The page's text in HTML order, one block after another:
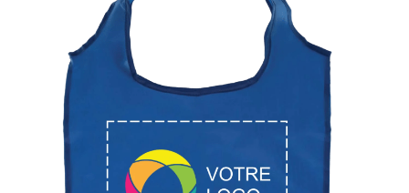
« moins »
et
touches
pour
panoramiser